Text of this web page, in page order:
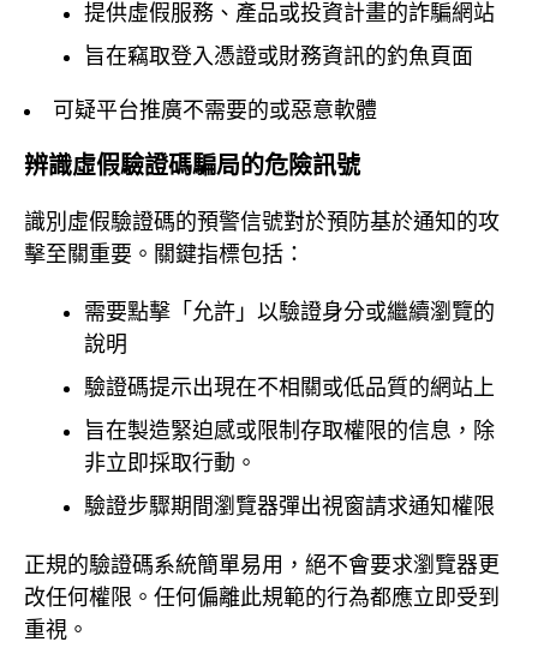
提供虛假服務、產品或投資計畫的詐騙網站
旨在竊取登入憑證或財務資訊的釣魚頁面
可疑平台推廣不需要的或惡意軟體
辨識虛假驗證碼騙局的危險訊號
識別虛假驗證碼的預警信號對於預防基於通知的攻
擊至關重要。關鍵指標包括：
需要點擊「允許」以驗證身分或繼續瀏覽的
說明
驗證碼提示出現在不相關或低品質的網站上
旨在製造緊迫感或限制存取權限的信息，除
非立即採取行動。
驗證步驟期間瀏覽器彈出視窗請求通知權限
正規的驗證碼系統簡單易用，絕不會要求瀏覽器更
改任何權限。任何偏離此規範的行為都應立即受到
重視。